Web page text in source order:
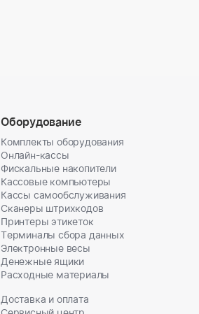
Оборудование
Комплекты оборудования
Онлайн-кассы
Фискальные накопители
Кассовые компьютеры
Кассы самообслуживания
Сканеры штрихкодов
Принтеры этикеток
Терминалы сбора данных
Электронные весы
Денежные ящики
Расходные материалы
Доставка и оплата